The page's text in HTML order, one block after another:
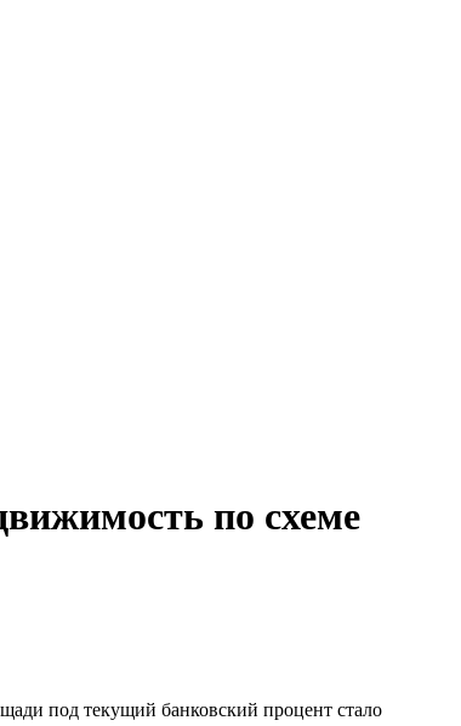
по схеме
под текущий банковский процент стало